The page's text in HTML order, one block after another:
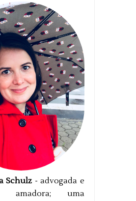
Schulz - advogada e
amadora; uma